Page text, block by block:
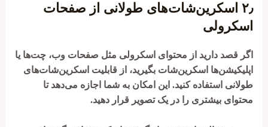
۲٫ اسکرین‌شات‌های طولانی از صفحات
اسکرولی
اگر قصد دارید از محتوای اسکرولی مثل صفحات وب، چت‌ها یا
اپلیکیشن‌ها اسکرین‌شات بگیرید، از قابلیت اسکرین‌شات‌های
طولانی استفاده کنید. این امکان به شما اجازه می‌دهد تا
محتوای بیشتری را در یک تصویر قرار دهید.